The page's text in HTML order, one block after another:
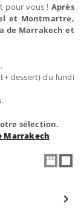
pour vous ! Après
et Montmartre,
de Marrakech et
dessert) du lundi
sélection.
Marrakech